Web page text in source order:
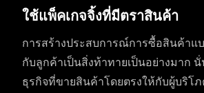
ใช้แพ็คเกจจิ้งที่มีตราสินค้า
การสร้างประสบการณ์การซื้อสินค้าแ
กับลูกค้าเป็นสิ่งท้าทายเป็นอย่างมาก นั่
ธุรกิจที่ขายสินค้าโดยตรงให้กับผู้บริโภ